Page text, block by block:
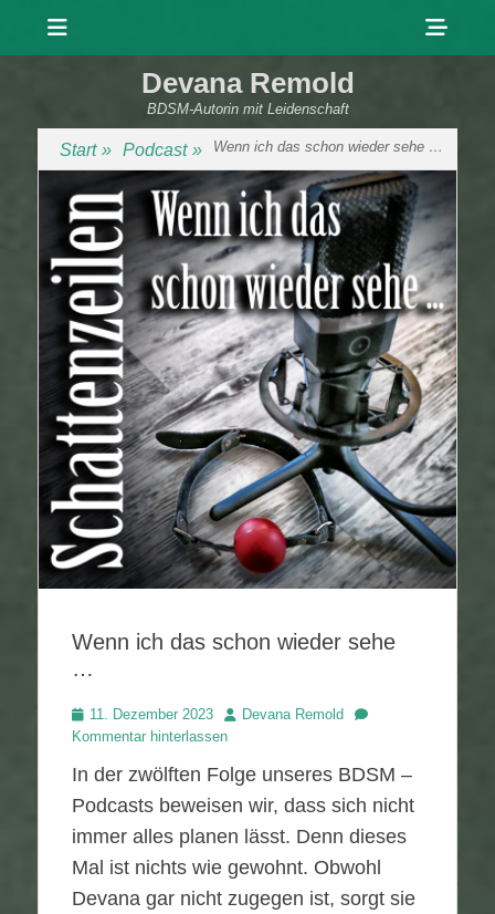
Devana Remold
BDSM-Autorin mit Leidenschaft
Start » Podcast » Wenn ich das schon wieder sehe …
Wenn ich das schon wieder sehe
…
Veröffentlicht
am
11. Dezember 2023 AutorDevana Remold
Kommentar hinterlassen
In der zwölften Folge unseres BDSM –
Podcasts beweisen wir, dass sich nicht
immer alles planen lässt. Denn dieses
Mal ist nichts wie gewohnt. Obwohl
Devana gar nicht zugegen ist, sorgt sie